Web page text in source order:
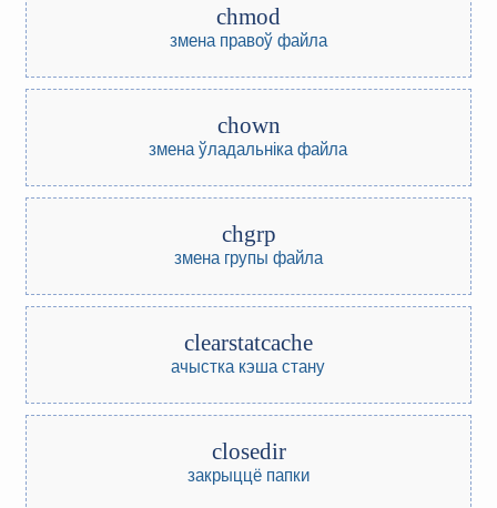
chmod
змена правоў файла
chown
змена ўладальніка файла
chgrp
змена групы файла
clearstatcache
ачыстка кэша стану
closedir
закрыццё папки